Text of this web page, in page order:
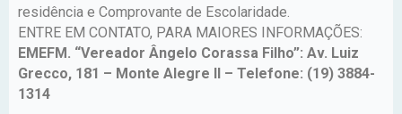
residência e Comprovante de Escolaridade.
ENTRE EM CONTATO, PARA MAIORES INFORMAÇÕES:
EMEFM. “Vereador Ângelo Corassa Filho”: Av. Luiz
Grecco, 181 – Monte Alegre II – Telefone: (19) 3884-
1314